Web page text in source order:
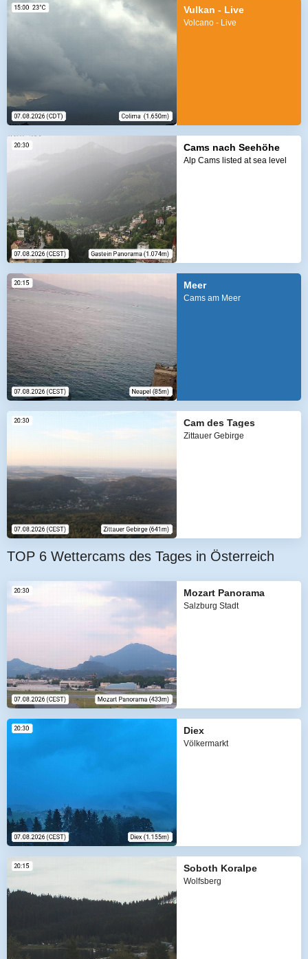
Vulkan - Live
Volcano - Live
Cams nach Seehöhe
Alp Cams listed at sea level
Meer
Cams am Meer
Cam des Tages
Zittauer Gebirge
TOP 6 Wettercams des Tages in Österreich
Mozart Panorama
Salzburg Stadt
Diex
Völkermarkt
Soboth Koralpe
Wolfsberg